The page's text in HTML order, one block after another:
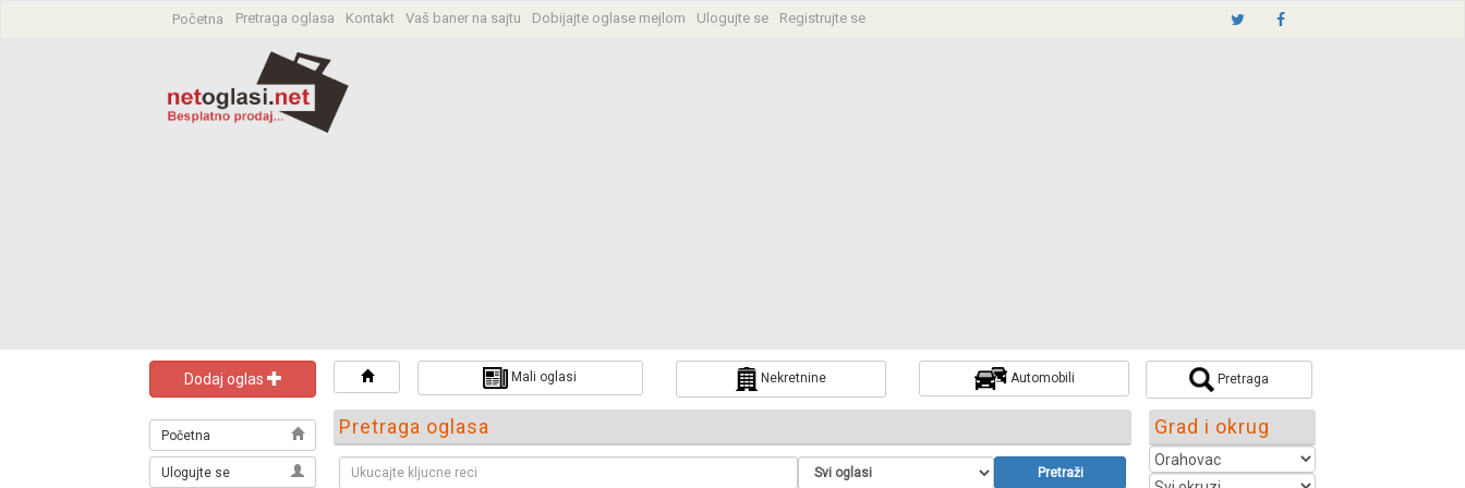
Početna Pretraga oglasa Kontakt Vaš baner na sajtu Dobijajte oglase mejlom Ulogujte se Registrujte se
Dodaj oglas
Početna
Ulogujte se
Mali oglasi Nekretnine Automobili Pretraga
Pretraga oglasa
Pretraži
Grad i okrug